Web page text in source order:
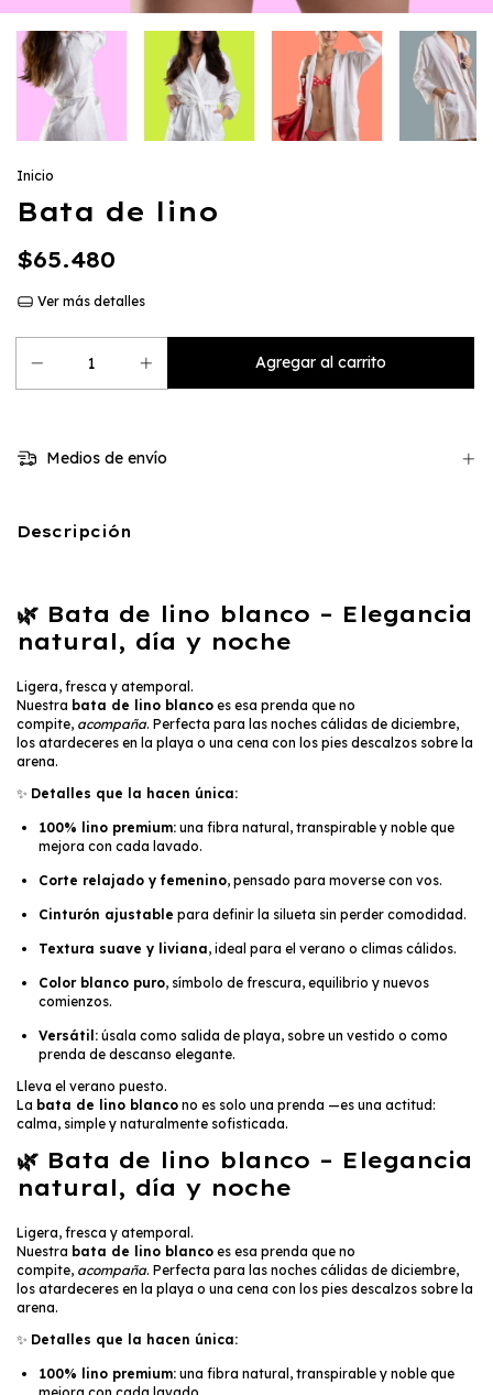
Inicio
Bata de lino
$65.480
Ver más detalles
Medios de envío
Descripción
🌿 Bata de lino blanco – Elegancia
natural, día y noche
Ligera, fresca y atemporal.
Nuestra bata de lino blanco es esa prenda que no
compite, acompaña. Perfecta para las noches cálidas de diciembre,
los atardeceres en la playa o una cena con los pies descalzos sobre la
arena.
✨ Detalles que la hacen única:
100% lino premium: una fibra natural, transpirable y noble que
mejora con cada lavado.
Corte relajado y femenino, pensado para moverse con vos.
Cinturón ajustable para definir la silueta sin perder comodidad.
Textura suave y liviana, ideal para el verano o climas cálidos.
Color blanco puro, símbolo de frescura, equilibrio y nuevos
comienzos.
Versátil: úsala como salida de playa, sobre un vestido o como
prenda de descanso elegante.
Lleva el verano puesto.
La bata de lino blanco no es solo una prenda —es una actitud:
calma, simple y naturalmente sofisticada.
🌿 Bata de lino blanco – Elegancia
natural, día y noche
Ligera, fresca y atemporal.
Nuestra bata de lino blanco es esa prenda que no
compite, acompaña. Perfecta para las noches cálidas de diciembre,
los atardeceres en la playa o una cena con los pies descalzos sobre la
arena.
✨ Detalles que la hacen única:
100% lino premium: una fibra natural, transpirable y noble que